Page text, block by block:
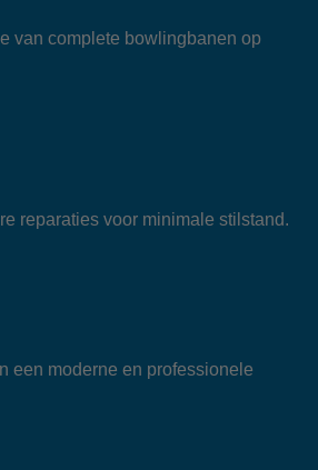
van complete bowlingbanen op
reparaties voor minimale stilstand.
een moderne en professionele